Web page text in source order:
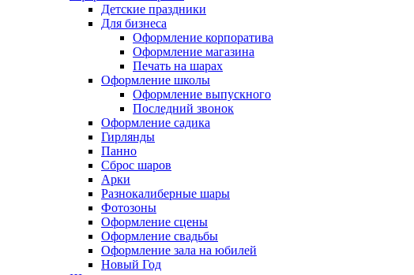
Детские праздники
Для бизнеса
Оформление корпоратива
Оформление магазина
Печать на шарах
Оформление школы
Оформление выпускного
Последний звонок
Оформление садика
Гирлянды
Панно
Сброс шаров
Арки
Разнокалиберные шары
Фотозоны
Оформление сцены
Оформление свадьбы
Оформление зала на юбилей
Новый Год